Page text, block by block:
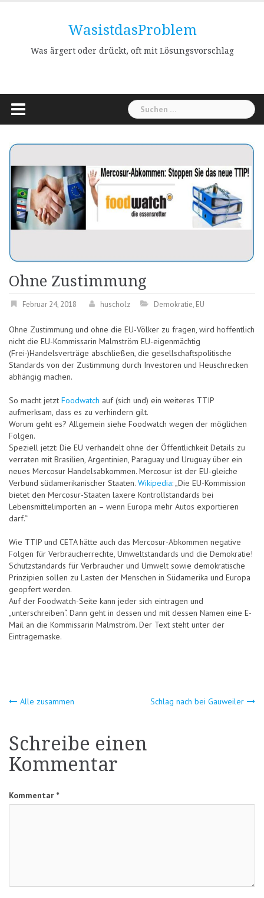
WasistdasProblem
Was ärgert oder drückt, oft mit Lösungsvorschlag
Suchen
nach:
Ohne Zustimmung
Februar 24, 2018 huscholz Demokratie, EU
Ohne Zustimmung und ohne die EU-Völker zu fragen, wird hoffentlich
nicht die EU-Kommissarin Malmström EU-eigenmächtig
(Frei-)Handelsverträge abschließen, die gesellschaftspolitische
Standards von der Zustimmung durch Investoren und Heuschrecken
abhängig machen.
So macht jetzt Foodwatch auf (sich und) ein weiteres TTIP
aufmerksam, dass es zu verhindern gilt.
Worum geht es? Allgemein siehe Foodwatch wegen der möglichen
Folgen.
Speziell jetzt: Die EU verhandelt ohne der Öffentlichkeit Details zu
verraten mit Brasilien, Argentinien, Paraguay und Uruguay über ein
neues Mercosur Handelsabkommen. Mercosur ist der EU-gleiche
Verbund südamerikanischer Staaten. Wikipedia: „Die EU-Kommission
bietet den Mercosur-Staaten laxere Kontrollstandards bei
Lebensmittelimporten an – wenn Europa mehr Autos exportieren
darf.“
Wie TTIP und CETA hätte auch das Mercosur-Abkommen negative
Folgen für Verbraucherrechte, Umweltstandards und die Demokratie!
Schutzstandards für Verbraucher und Umwelt sowie demokratische
Prinzipien sollen zu Lasten der Menschen in Südamerika und Europa
geopfert werden.
Auf der Foodwatch-Seite kann jeder sich eintragen und
„unterschreiben“. Dann geht in dessen und mit dessen Namen eine E-
Mail an die Kommissarin Malmström. Der Text steht unter der
Eintragemaske.
Beitragsnavigation
Alle zusammen Schlag nach bei Gauweiler
Schreibe einen
Kommentar
Kommentar *